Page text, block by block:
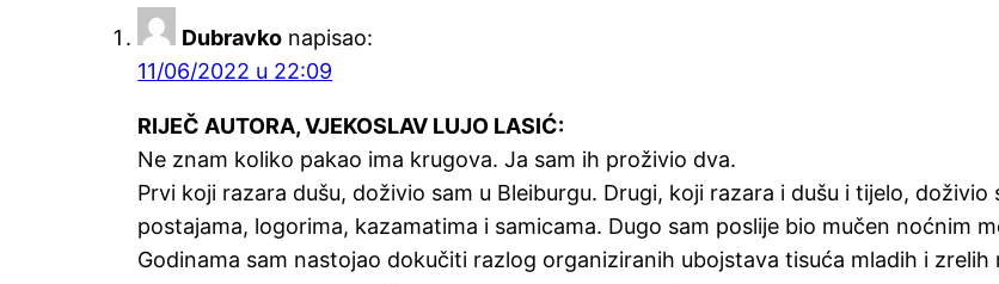
Dubravko napisao:
11/06/2022 u 22:09
RIJEČ AUTORA, VJEKOSLAV LUJO LASIĆ:
Ne znam koliko pakao ima krugova. Ja sam ih proživio dva.
Prvi koji razara dušu, doživio sam u Bleiburgu. Drugi, koji razara i dušu i tijelo,
postajama, logorima, kazamatima i samicama. Dugo sam poslije bio mučen noćnim
Godinama sam nastojao dokučiti razlog organiziranih ubojstava tisuća mladih i zrelih